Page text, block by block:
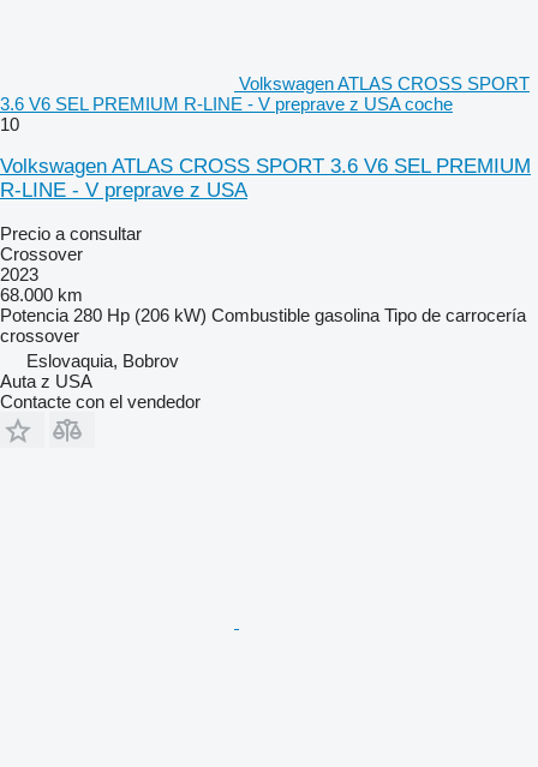
Volkswagen ATLAS CROSS SPORT
3.6 V6 SEL PREMIUM R-LINE - V preprave z USA coche
10
Volkswagen ATLAS CROSS SPORT 3.6 V6 SEL PREMIUM
R-LINE - V preprave z USA
Precio a consultar
Crossover
2023
68.000 km
Potencia 280 Hp (206 kW) Combustible gasolina Tipo de carrocería
crossover
Eslovaquia, Bobrov
Auta z USA
Contacte con el vendedor